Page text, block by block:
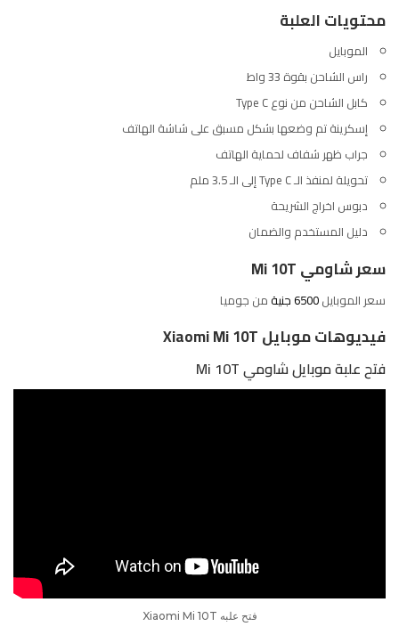
محتويات العلبة
الموبايل
راس الشاحن بقوة 33 واط
كابل الشاحن من نوع Type C
إسكرينة تم وضعها بشكل مسبق على شاشة الهاتف
جراب ظهر شفاف لحماية الهاتف
تحويلة لمنفذ الـ Type C إلى الـ 3.5 ملم
دبوس اخراج الشريحة
دليل المستخدم والضمان
سعر شاومي Mi 10T
سعر الموبايل6500 جنية من جوميا
فيديوهات موبايل Xiaomi Mi 10T
فتح علبة موبايل شاومي Mi 10T
فتح علبه Xiaomi Mi 10T